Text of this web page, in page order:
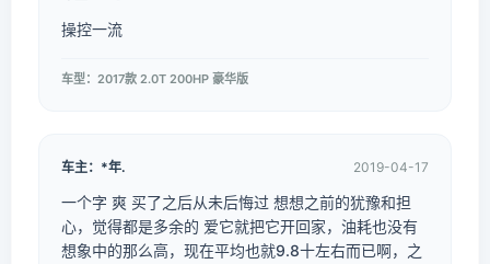
操控一流
车型：2017款 2.0T 200HP 豪华版
车主：*年. 2019-04-17
一个字 爽 买了之后从未后悔过 想想之前的犹豫和担
心，觉得都是多余的 爱它就把它开回家，油耗也没有
想象中的那么高，现在平均也就9.8十左右而已啊，之